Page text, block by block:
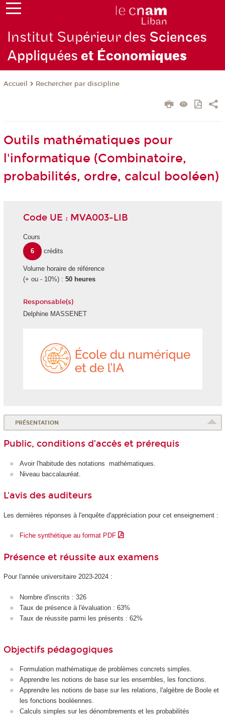
Institut Supérieur des Sciences
Appliquéeset Économiques
Accueil Rechercher par discipline
Outils mathématiques pour
l'informatique (Combinatoire,
probabilités, ordre, calcul booléen)
Code UE : MVA003-LIB
Cours
6
crédits
Volume horaire de référence
(+ ou - 10%) : 50 heures
Responsable(s)
Delphine MASSENET
PRÉSENTATION
Public, conditions d’accès et prérequis
Avoir l'habitude des notations mathématiques.
Niveau baccalauréat.
L'avis des auditeurs
Les dernières réponses à l'enquête d'appréciation pour cet enseignement :
Fiche synthétique au format PDF
Présence et réussite aux examens
Pour l'année universitaire 2023-2024 :
Nombre d'inscrits : 326
Taux de présence à l'évaluation : 63%
Taux de réussite parmi les présents : 62%
Objectifs pédagogiques
Formulation mathématique de problèmes concrets simples.
Apprendre les notions de base sur les ensembles, les fonctions.
Apprendre les notions de base sur les relations, l'algèbre de Boole et
les fonctions booléennes.
Calculs simples sur les dénombrements et les probabilités